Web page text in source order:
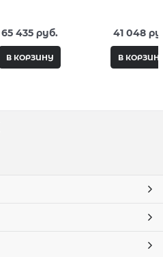
65 435 руб.
В КОРЗИНУ
41 048
В